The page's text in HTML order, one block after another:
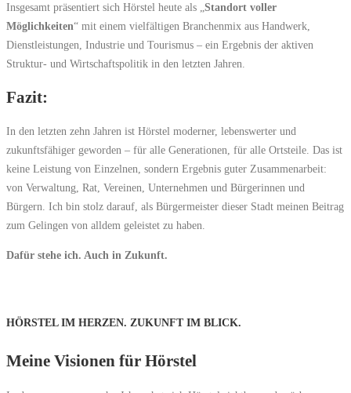
Insgesamt präsentiert sich Hörstel heute als „ Standort voller
Möglichkeiten“ mit einem vielfältigen Branchenmix aus Handwerk,
Dienstleistungen, Industrie und Tourismus – ein Ergebnis der aktiven
Struktur- und Wirtschaftspolitik in den letzten Jahren.
Fazit:
In den letzten zehn Jahren ist Hörstel moderner, lebenswerter und
zukunftsfähiger geworden – für alle Generationen, für alle Ortsteile. Das ist
keine Leistung von Einzelnen, sondern Ergebnis guter Zusammenarbeit:
von Verwaltung, Rat, Vereinen, Unternehmen und Bürgerinnen und
Bürgern. Ich bin stolz darauf, als Bürgermeister dieser Stadt meinen Beitrag
zum Gelingen von alldem geleistet zu haben.
Dafür stehe ich. Auch in Zukunft.
HÖRSTEL IM HERZEN. ZUKUNFT IM BLICK.
Meine Visionen für Hörstel